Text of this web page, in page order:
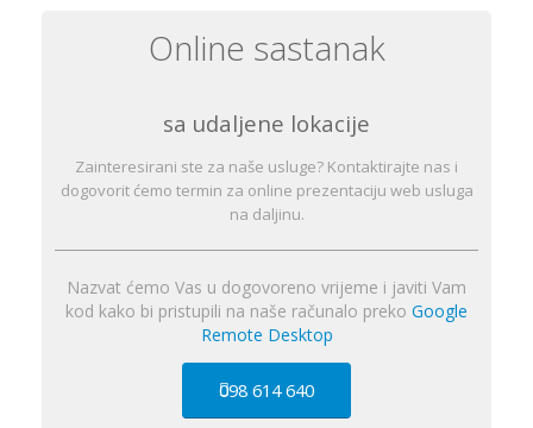
Online sastanak
sa udaljene lokacije
Zainteresirani ste za naše usluge? Kontaktirajte nas i
dogovorit ćemo termin za online prezentaciju web usluga
na daljinu.
Nazvat ćemo Vas u dogovoreno vrijeme i javiti Vam
kod kako bi pristupili na naše računalo preko Google
Remote Desktop
098 614 640